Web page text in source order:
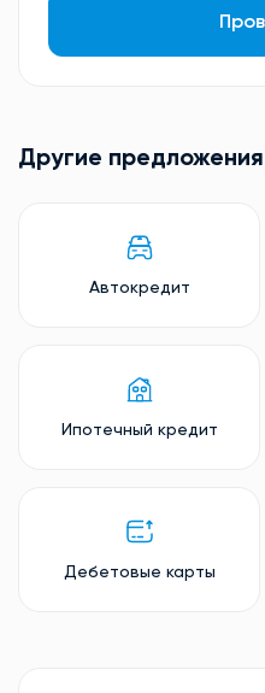
Другие
Автокредит
Ипотечный кредит
Дебетовые карты